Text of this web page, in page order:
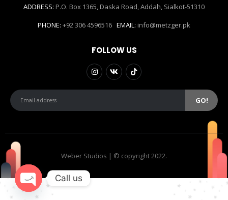
ADDRESS: P.O. Box 1365, Daska Road, Addah, Sialkot-51310
PHONE: +92 306 4596516 EMAIL: info@metzger.pk
FOLLOW US
Weber Studios | © copyright 2022.
Call us
Open